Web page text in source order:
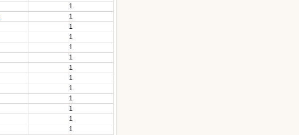
1
1
1
1
1
1
1
1
1
1
1
1
1